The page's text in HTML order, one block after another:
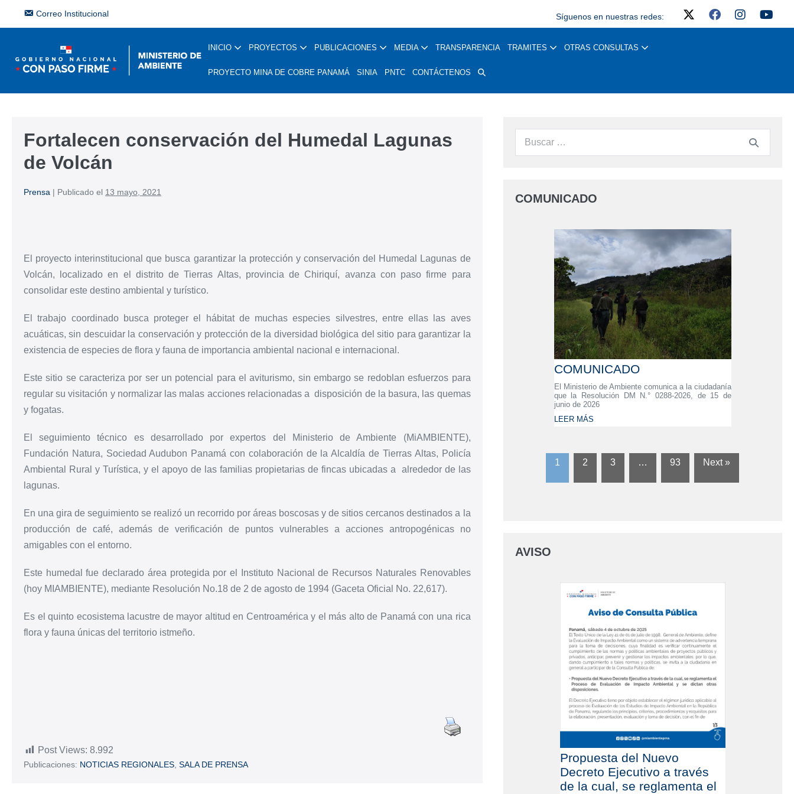
Correo Institucional Síguenos en nuestras redes:
INICIO PROYECTOS PUBLICACIONES MEDIA TRANSPARENCIA TRAMITES OTRAS CONSULTAS
PROYECTO MINA DE COBRE PANAMÁ SINIA PNTC CONTÁCTENOS
Fortalecen conservación del Humedal Lagunas
de Volcán
Prensa | Publicado el 13 mayo, 2021
El proyecto interinstitucional que busca garantizar la protección y conservación del Humedal Lagunas de
Volcán, localizado en el distrito de Tierras Altas, provincia de Chiriquí, avanza con paso firme para
consolidar este destino ambiental y turístico.
El trabajo coordinado busca proteger el hábitat de muchas especies silvestres, entre ellas las aves
acuáticas, sin descuidar la conservación y protección de la diversidad biológica del sitio para garantizar la
existencia de especies de flora y fauna de importancia ambiental nacional e internacional.
Este sitio se caracteriza por ser un potencial para el aviturismo, sin embargo se redoblan esfuerzos para
regular su visitación y normalizar las malas acciones relacionadas a disposición de la basura, las quemas
y fogatas.
El seguimiento técnico es desarrollado por expertos del Ministerio de Ambiente (MiAMBIENTE),
Fundación Natura, Sociedad Audubon Panamá con colaboración de la Alcaldía de Tierras Altas, Policía
Ambiental Rural y Turística, y el apoyo de las familias propietarias de fincas ubicadas a alrededor de las
lagunas.
En una gira de seguimiento se realizó un recorrido por áreas boscosas y de sitios cercanos destinados a la
producción de café, además de verificación de puntos vulnerables a acciones antropogénicas no
amigables con el entorno.
Este humedal fue declarado área protegida por el Instituto Nacional de Recursos Naturales Renovables
(hoy MIAMBIENTE), mediante Resolución No.18 de 2 de agosto de 1994 (Gaceta Oficial No. 22,617).
Es el quinto ecosistema lacustre de mayor altitud en Centroamérica y el más alto de Panamá con una rica
flora y fauna únicas del territorio istmeño.
Post Views: 8.992
Publicaciones: NOTICIAS REGIONALES SALA DE PRENSA
COMUNICADO
COMUNICADO
El Ministerio de Ambiente comunica a la ciudadanía
que la Resolución DM N.° 0288-2026, de 15 de
junio de 2026
LEER MÁS
1 2 3 … 93 Next »
AVISO
Propuesta del Nuevo
Decreto Ejecutivo a través
de la cual, se reglamenta el